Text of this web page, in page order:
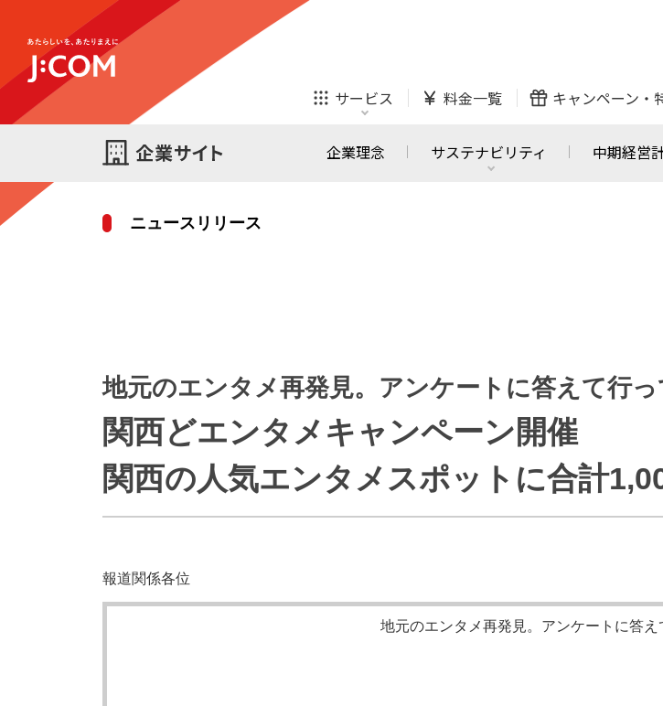
サービス 料金一覧 キャンペーン・
J:COM STREAM えんかくサポート
おうちサポート
防災情報サービス
自転車生活サポート
J:COMブックス
WiMAX
テレビ
ほけん ローン 防犯カメラ
企業理念 サステナビリティ 中期経営
ニュースリリース
地元のエンタメ再発見。アンケートに答えて行っ
関西どエンタメキャンペーン開催
関西の人気エンタメスポットに合計
報道関係各位
地元のエンタメ再発見。 アンケートに答え